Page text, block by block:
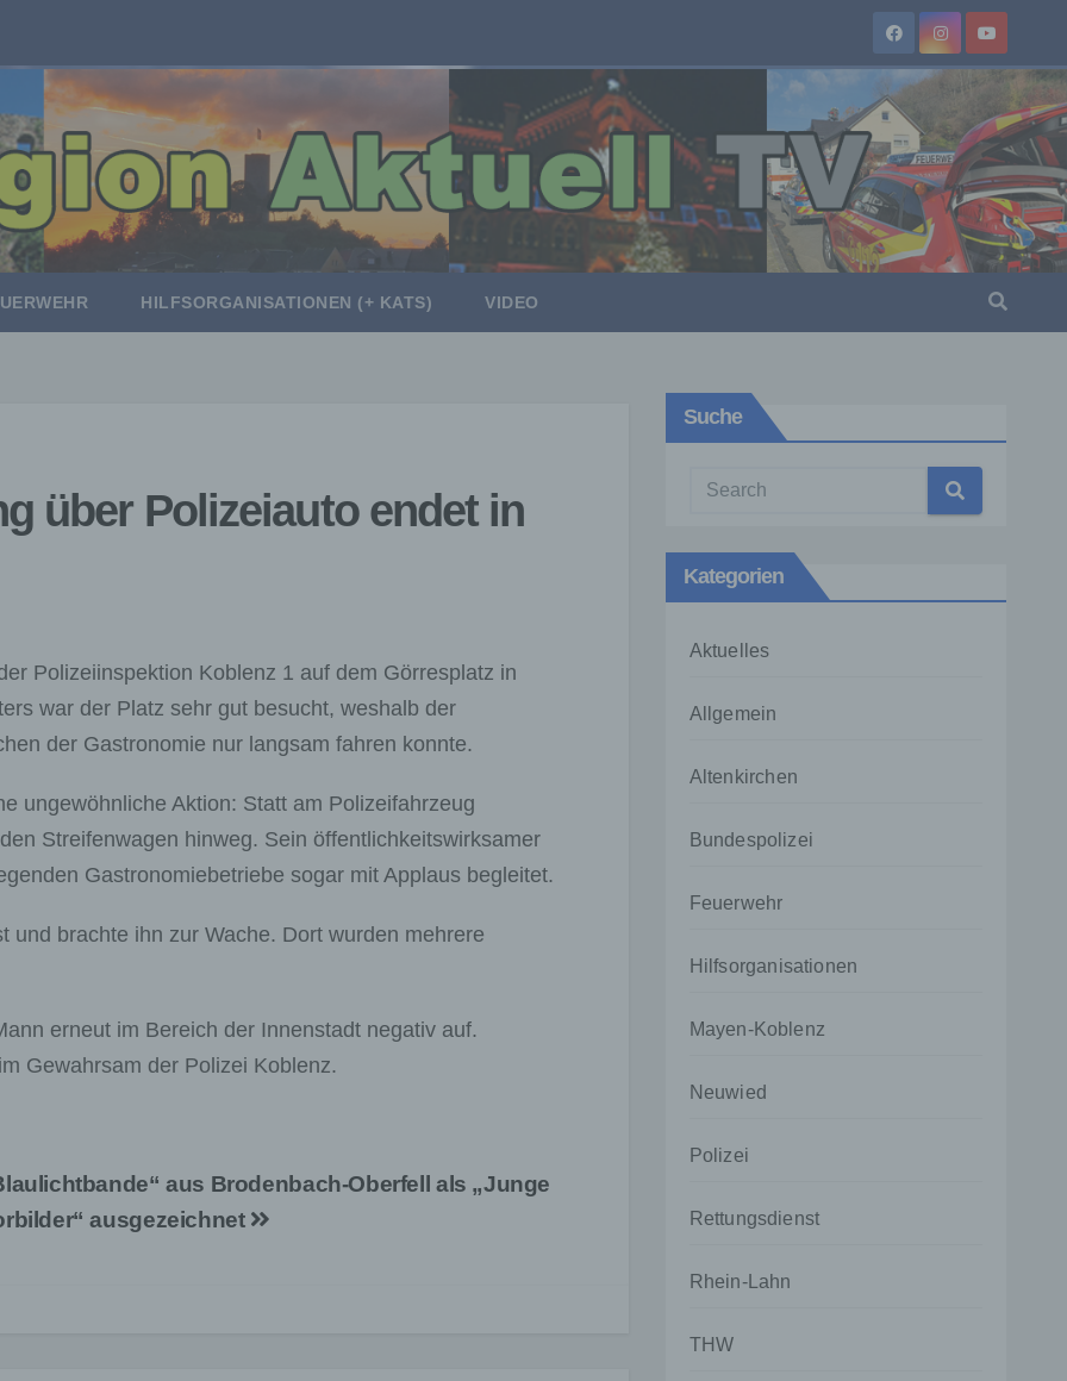
HILFSORGANISATIONEN (+ KATS) VIDEO
über Polizeiauto endet in
Polizeiinspektion Koblenz 1 auf dem Görresplatz in
war der Platz sehr gut besucht, weshalb der
der Gastronomie nur langsam fahren konnte.
ungewöhnliche Aktion: Statt am Polizeifahrzeug
Streifenwagen hinweg. Sein öffentlichkeitswirksamer
Gastronomiebetriebe sogar mit Applaus begleitet.
brachte ihn zur Wache. Dort wurden mehrere
erneut im Bereich der Innenstadt negativ auf.
Gewahrsam der Polizei Koblenz.
aus Brodenbach-Oberfell als „Junge
ausgezeichnet
Suche
Kategorien
Aktuelles
Allgemein
Altenkirchen
Bundespolizei
Feuerwehr
Hilfsorganisationen
Mayen-Koblenz
Neuwied
Polizei
Rettungsdienst
Rhein-Lahn
THW